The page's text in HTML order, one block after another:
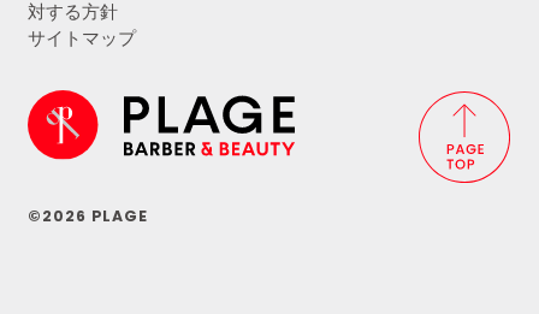
対する方針
サイトマップ
©2026 PLAGE